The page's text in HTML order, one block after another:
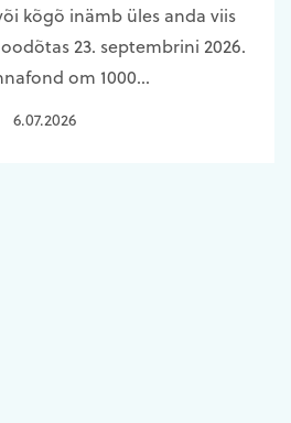
kõgõ inämb üles anda viis
23. septembrini 2026.
om 1000…
6.07.2026